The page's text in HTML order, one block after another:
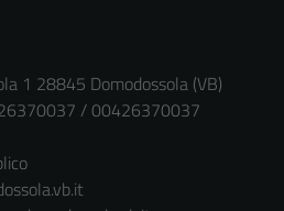
1 28845 Domodossola (VB)
/ 00426370037